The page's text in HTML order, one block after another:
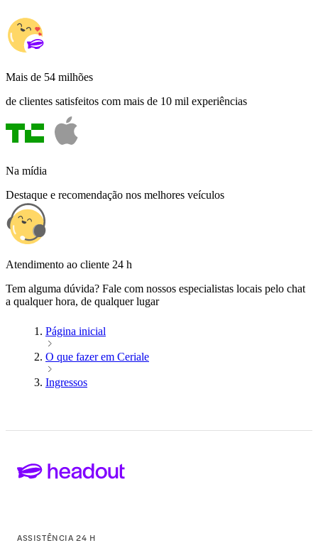
Mais de 54 milhões
de clientes satisfeitos com mais de 10 mil experiências
Na mídia
Destaque e recomendação nos melhores veículos
Atendimento ao cliente 24 h
Tem alguma dúvida? Fale com nossos especialistas locais pelo chat
a qualquer hora, de qualquer lugar
Página inicial
O que fazer em Ceriale
Ingressos
ASSISTÊNCIA 24 H